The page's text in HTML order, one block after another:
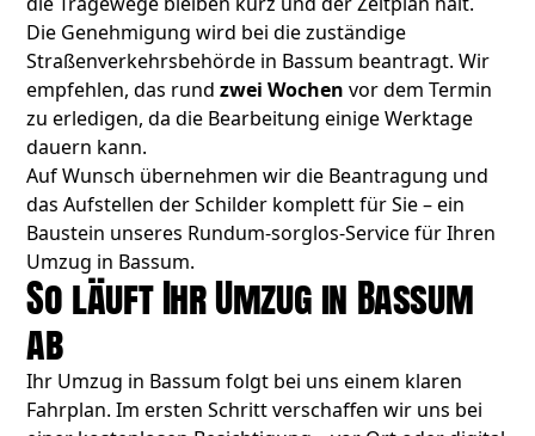
Die Genehmigung wird bei die zuständige
Straßenverkehrsbehörde in Bassum beantragt. Wir
empfehlen, das rundzwei Wochen vor dem Termin
zu erledigen, da die Bearbeitung einige Werktage
dauern kann.
Auf Wunsch übernehmen wir die Beantragung und
das Aufstellen der Schilder komplett für Sie – ein
Baustein unseres Rundum-sorglos-Service für Ihren
Umzug in Bassum.
So läuft Ihr Umzug in Bassum
ab
Ihr Umzug in Bassum folgt bei uns einem klaren
Fahrplan. Im ersten Schritt verschaffen wir uns bei